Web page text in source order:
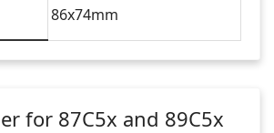
86x74mm
for 87C5x and 89C5x